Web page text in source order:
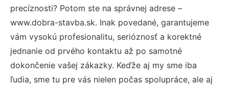
precíznosti? Potom ste na správnej adrese –
www.dobra-stavba.sk. Inak povedané, garantujeme
vám vysokú profesionalitu, serióznosť a korektné
jednanie od prvého kontaktu až po samotné
dokončenie vašej zákazky. Keďže aj my sme iba
ľudia, sme tu pre vás nielen počas spolupráce, ale aj